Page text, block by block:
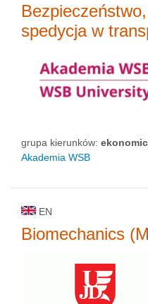
spedycja w
grupa kierunków:
Akademia WSB
EN
Biomechanics